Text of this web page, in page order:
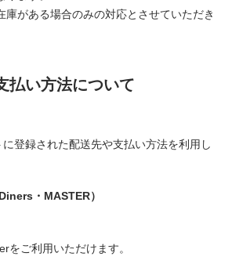
がある場合のみの対応とさせていただき
払い方法について
登録された配送先や支払い方法を利用し
・MASTER）
をご利用いただけます。